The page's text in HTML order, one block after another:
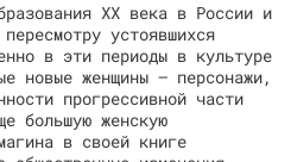
XX века в России и
устоявшихся
в эти периоды в культуре
новые женщины — персонажи,
прогрессивной части
большую женскую
в своей книге